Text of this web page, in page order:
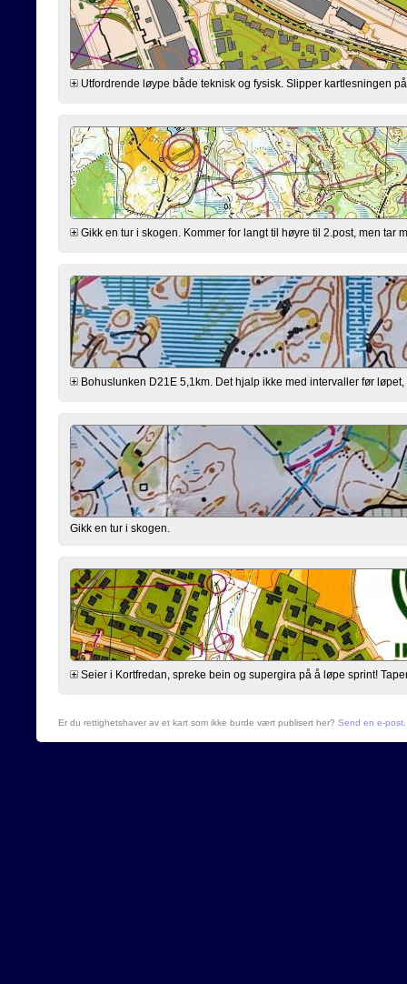
Utfordrende løype både teknisk og fysisk. Slipper kartlesningen
Gikk en tur i skogen. Kommer for langt til høyre til 2.post, men tar
Bohuslunken D21E 5,1km. Det hjalp ikke med intervaller før
Gikk en tur i skogen.
Seier i Kortfredan, spreke bein og supergira på å løpe sprint!
Er du rettighetshaver av et kart som ikke burde vært publisert her? Send en e-post